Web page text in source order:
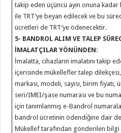
takip eden üçüncü ayın onuna
ile TRT’ye beyan edilecek ve bu
ücretleri de TRT’ye ödenecektir.
5- BANDROL ALIM VE TALEP
İMALATÇILAR YÖNÜNDEN:
İmalatta, cihazların imalatını takip
içerisinde mükellefler talep
markası, modeli, sayısı, birim
seri/IMEI/şase numarası ve bu
için tanımlanmış e-Bandrol
bandrol ücretinin ödendiğine dair
Mükellef tarafından gönderilen bilgi